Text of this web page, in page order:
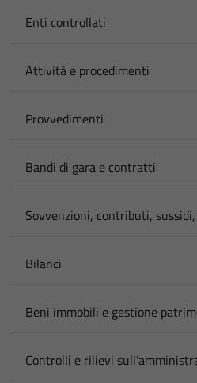
Enti controllati
Attività e procedimenti
Provvedimenti
Bandi di gara e contratti
Sovvenzioni, contributi,
Bilanci
Beni immobili e gestione
Controlli e rilievi